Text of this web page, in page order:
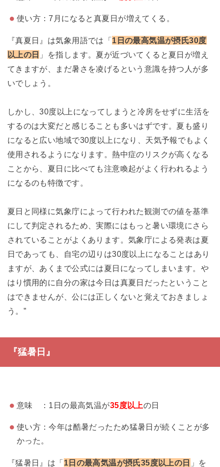
使い方：7月になると真夏日が増えてくる。
『真夏日』は気象用語では「1日の最高気温が摂氏30度
以上の日 」を指します。夏が近づいてくると夏日が増え
てきますが、まだ暑さを凌げるという意識を持つ人が多
いでしょう。
しかし、30度以上になってしまうと冷房をせずに生活を
するのは大変だと感じることも多いはずです。夏も盛り
になると広い地域で30度以上になり、天気予報でもよく
使用されるようになります。熱中症のリスクが高くなる
ことから、夏日に比べても注意喚起がよく行われるよう
になるのも特徴です。
夏日と同様に気象庁によって行われた観測での値を基準
にして判定されるため、実際にはもっと暑い環境にさら
されていることがよくあります。気象庁による発表は夏
日であっても、自宅の辺りは30度以上になることはあり
ますが、あくまで公式には夏日になってしまいます。や
はり慣用的に自分の家は今日は真夏日だったということ
はできませんが、公には正しくないと覚えておきましょ
う。”
『猛暑日』
意味 ：1日の最高気温が35度以上の日
使い方：今年は酷暑だったため猛暑日が続くことが多
かった。
『猛暑日』は「1日の最高気温が摂氏35度以上の日 」を